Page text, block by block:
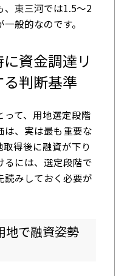
、東三河では1.5〜2
般的なのです。
資金調達リ
判断基準
って、用地選定段階
は、実は最も重要な
得後に融資が下り
るには、選定段階で
読みしておく必要が
地で融資姿勢